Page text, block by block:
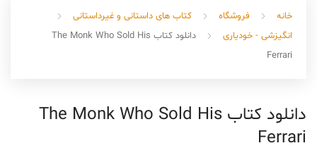
خانه فروشگاه
کتاب های داستانی و غیرداستانی
انگیزشی - خودیاری
دانلود کتاب The Monk Who Sold His
Ferrari
دانلود کتاب The Monk Who Sold His
Ferrari